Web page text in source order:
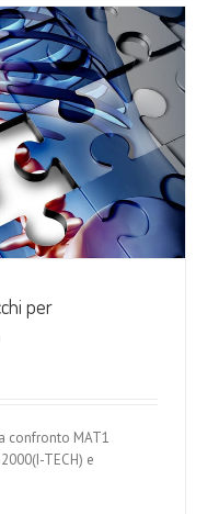
per
confronto MAT1
TECH) e